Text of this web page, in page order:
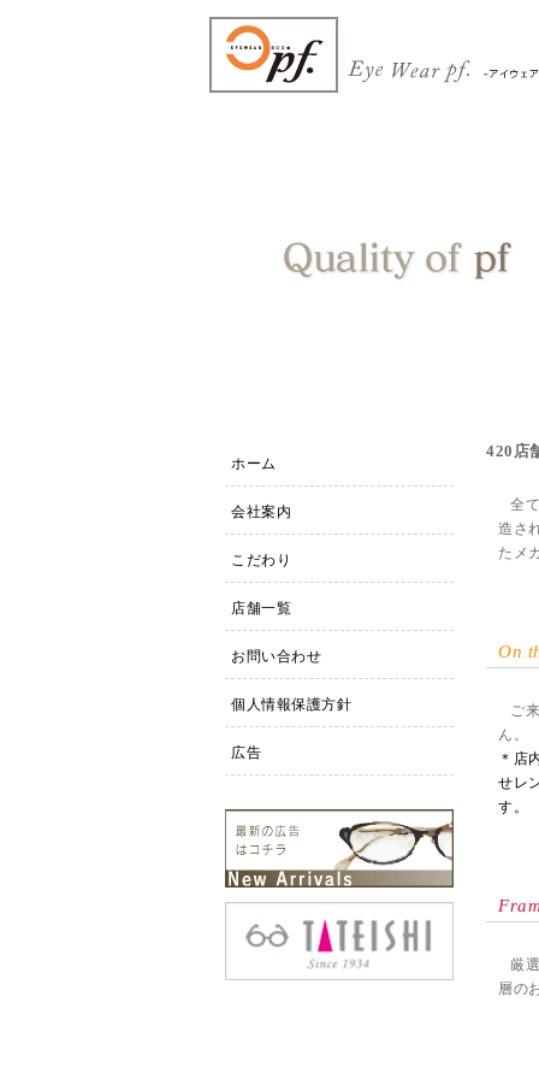
ホーム
会社案内
こだわり
店舗一覧
お問い合わせ
個人情報保護方針
広告
420店
全
造さ
たメ
On
ご
ん。
＊店
せレ
す。
厳
層の